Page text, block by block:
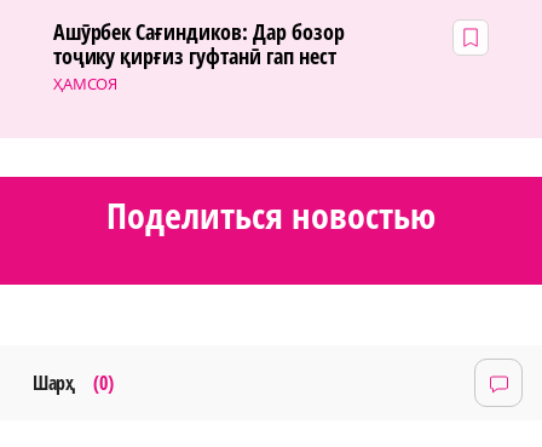
ҲАМСОЯ
Ашӯрбек Сағиндиков: Дар бозор
тоҷику қирғиз гуфтанӣ гап нест
Поделиться новостью
Шарҳ (0)